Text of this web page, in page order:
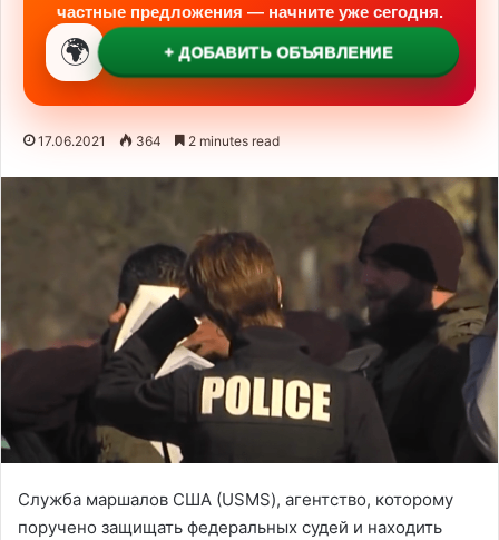
частные предложения — начните уже сегодня.
🌍 + ДОБАВИТЬ ОБЪЯВЛЕНИЕ
17.06.2021 364 2 minutes read
Служба маршалов США (USMS), агентство, которому
поручено защищать федеральных судей и находить